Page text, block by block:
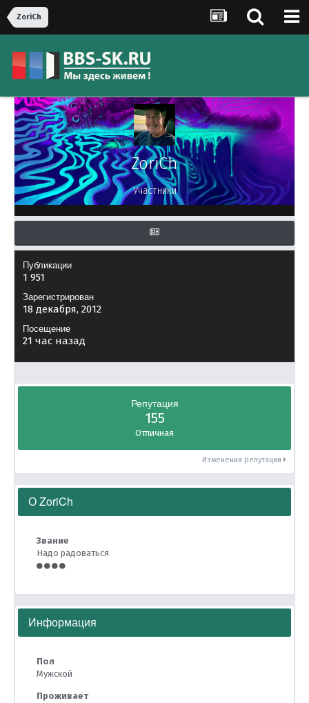
ZoriCh
ZoriCh
Участники
Публикации
1 951
Зарегистрирован
18 декабря, 2012
Посещение
21 час назад
Репутация
155
Отличная
Изменения репутации
О ZoriCh
Звание
Надо радоваться
Информация
Пол
Мужской
Проживает